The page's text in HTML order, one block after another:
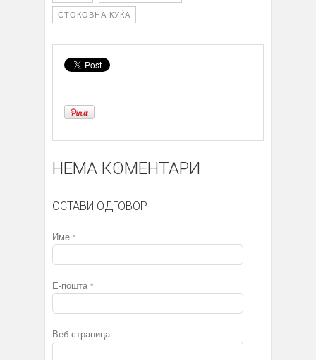
СТОКОВНА КУЌА
НЕМА КОМЕНТАРИ
ОСТАВИ ОДГОВОР
Име *
Е-пошта *
Веб страница